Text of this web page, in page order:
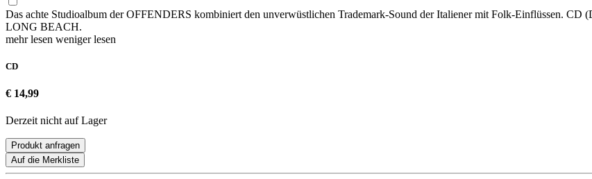
Das achte Studioalbum der OFFENDERS kombiniert den unverwüstlichen Trademark-Sound der Italiener mit Folk-Einflüssen.
LONG BEACH.
mehr lesen weniger lesen
CD
€ 14,99
Derzeit nicht auf Lager
Produkt anfragen
Auf die Merkliste